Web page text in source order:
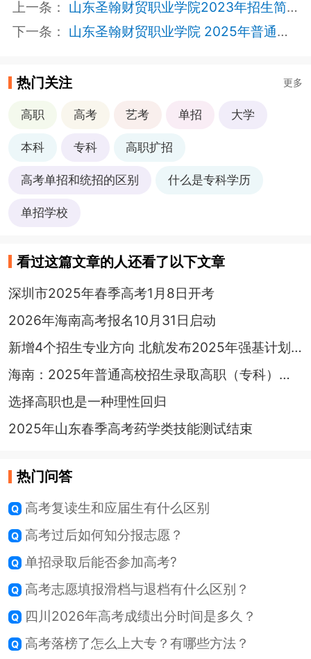
上一条： 山东圣翰财贸职业学院2023年招生简章
下一条： 山东圣翰财贸职业学院 2025年普通高等教育招生章程
热门关注 更多
高职 高考 艺考 单招 大学
本科 专科 高职扩招
高考单招和统招的区别 什么是专科学历
单招学校
看过这篇文章的人还看了以下文章
深圳市2025年春季高考1月8日开考
2026年海南高考报名10月31日启动
新增4个招生专业方向 北航发布2025年强基计划招生简章
海南：2025年普通高校招生录取高职（专科）提前批普通类、体育类平行志愿院校专业组投档分数线
选择高职也是一种理性回归
2025年山东春季高考药学类技能测试结束
热门问答
高考复读生和应届生有什么区别
高考过后如何知分报志愿？
单招录取后能否参加高考?
高考志愿填报滑档与退档有什么区别？
四川2026年高考成绩出分时间是多久？
高考落榜了怎么上大专？有哪些方法？